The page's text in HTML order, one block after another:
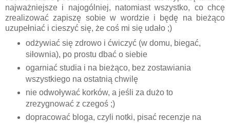
najważniejsze i najogólniej, natomiast wszystko, co chcę
zrealizować zapiszę sobie w wordzie i będę na bieżąco
uzupełniać i cieszyć się, że coś mi się udało ;)
odżywiać się zdrowo i ćwiczyć (w domu, biegać,
siłownia), po prostu dbać o siebie
ogarniać studia i na bieżąco, bez zostawiania
wszystkiego na ostatnią chwilę
nie odwoływać korków, a jeśli za dużo to
zrezygnować z czegoś ;)
dopracować bloga, czyli notki, pisać recenzje na